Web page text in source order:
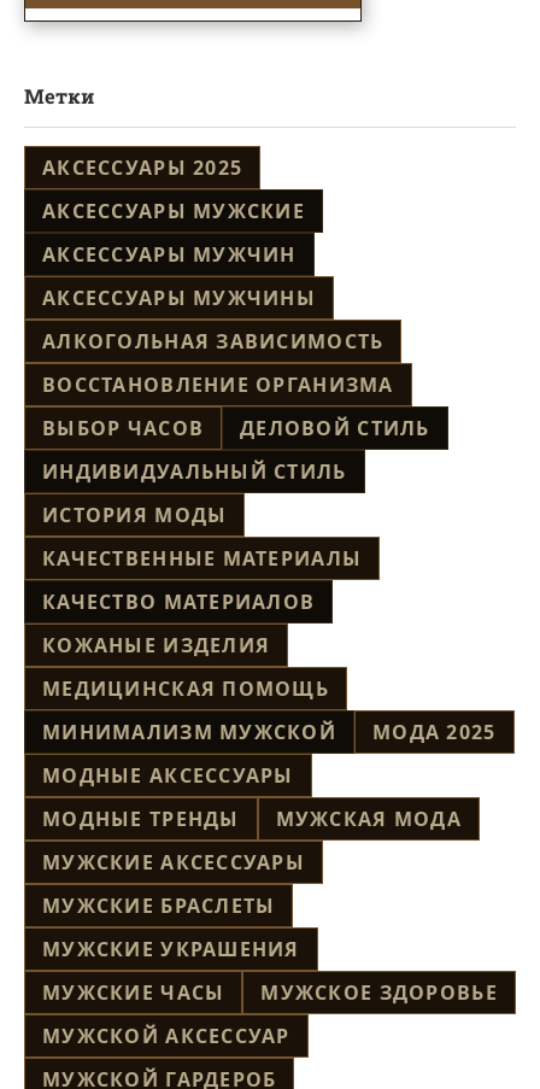
Метки
АКСЕССУАРЫ 2025
АКСЕССУАРЫ МУЖСКИЕ
АКСЕССУАРЫ МУЖЧИН
АКСЕССУАРЫ МУЖЧИНЫ
АЛКОГОЛЬНАЯ ЗАВИСИМОСТЬ
ВОССТАНОВЛЕНИЕ ОРГАНИЗМА
ВЫБОР ЧАСОВ
ДЕЛОВОЙ СТИЛЬ
ИНДИВИДУАЛЬНЫЙ СТИЛЬ
ИСТОРИЯ МОДЫ
КАЧЕСТВЕННЫЕ МАТЕРИАЛЫ
КАЧЕСТВО МАТЕРИАЛОВ
КОЖАНЫЕ ИЗДЕЛИЯ
МЕДИЦИНСКАЯ ПОМОЩЬ
МИНИМАЛИЗМ МУЖСКОЙ
МОДА 2025
МОДНЫЕ АКСЕССУАРЫ
МОДНЫЕ ТРЕНДЫ
МУЖСКАЯ МОДА
МУЖСКИЕ АКСЕССУАРЫ
МУЖСКИЕ БРАСЛЕТЫ
МУЖСКИЕ УКРАШЕНИЯ
МУЖСКИЕ ЧАСЫ
МУЖСКОЕ ЗДОРОВЬЕ
МУЖСКОЙ АКСЕССУАР
МУЖСКОЙ ГАРДЕРОБ